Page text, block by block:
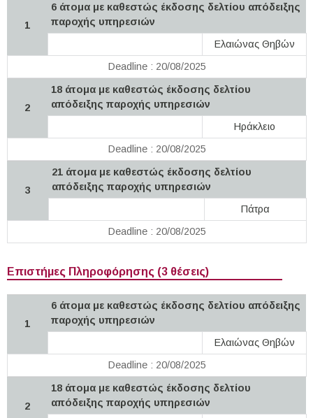
1
6 άτομα με καθεστώς έκδοσης δελτίου απόδειξης
παροχής υπηρεσιών
Ελαιώνας Θηβών
Deadline : 20/08/2025
2
18 άτομα με καθεστώς έκδοσης δελτίου
απόδειξης παροχής υπηρεσιών
Ηράκλειο
Deadline : 20/08/2025
3
21 άτομα με καθεστώς έκδοσης δελτίου
απόδειξης παροχής υπηρεσιών
Πάτρα
Deadline : 20/08/2025
Επιστήμες Πληροφόρησης (3 θέσεις)
1
6 άτομα με καθεστώς έκδοσης δελτίου απόδειξης
παροχής υπηρεσιών
Ελαιώνας Θηβών
Deadline : 20/08/2025
2
18 άτομα με καθεστώς έκδοσης δελτίου
απόδειξης παροχής υπηρεσιών